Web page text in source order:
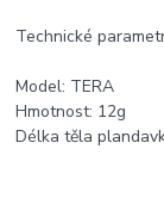
Technické
Model: TERA
Hmotnost: 12g
Délka těla